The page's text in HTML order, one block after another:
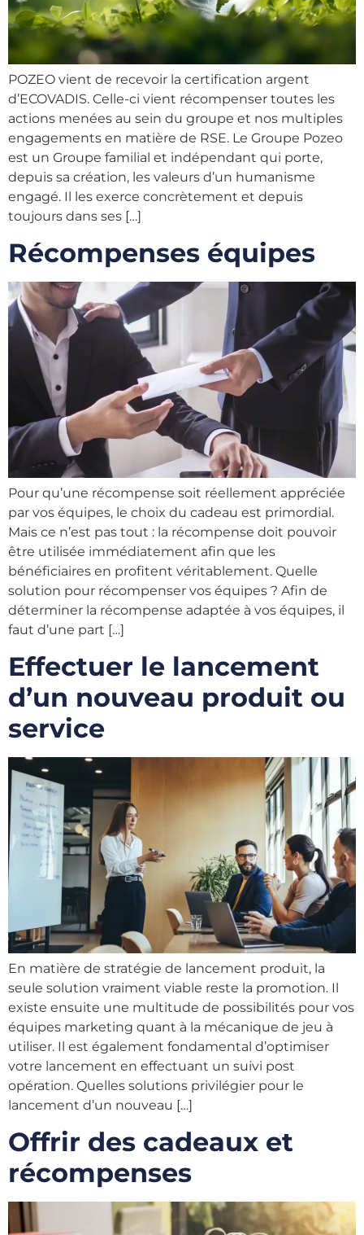
POZEO vient de recevoir la certification argent
d’ECOVADIS. Celle-ci vient récompenser toutes les
actions menées au sein du groupe et nos multiples
engagements en matière de RSE. Le Groupe Pozeo
est un Groupe familial et indépendant qui porte,
depuis sa création, les valeurs d’un humanisme
engagé. Il les exerce concrètement et depuis
toujours dans ses […]
Récompenses équipes
Pour qu’une récompense soit réellement appréciée
par vos équipes, le choix du cadeau est primordial.
Mais ce n’est pas tout : la récompense doit pouvoir
être utilisée immédiatement afin que les
bénéficiaires en profitent véritablement. Quelle
solution pour récompenser vos équipes ? Afin de
déterminer la récompense adaptée à vos équipes, il
faut d’une part […]
Effectuer le lancement
d’un nouveau produit ou
service
En matière de stratégie de lancement produit, la
seule solution vraiment viable reste la promotion. Il
existe ensuite une multitude de possibilités pour vos
équipes marketing quant à la mécanique de jeu à
utiliser. Il est également fondamental d’optimiser
votre lancement en effectuant un suivi post
opération. Quelles solutions privilégier pour le
lancement d’un nouveau […]
Offrir des cadeaux et
récompenses